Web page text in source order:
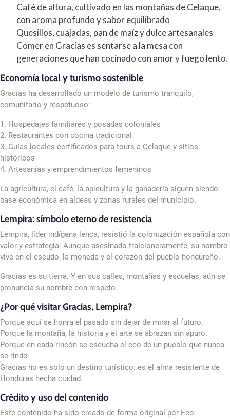
Café de altura, cultivado en las montañas de Celaque,
con aroma profundo y sabor equilibrado
Quesillos, cuajadas, pan de maíz y dulce artesanales
Comer en Gracias es sentarse a la mesa con
generaciones que han cocinado con amor y fuego lento.
Economía local y turismo sostenible
Gracias ha desarrollado un modelo de turismo tranquilo,
comunitario y respetuoso:
1. Hospedajes familiares y posadas coloniales
2. Restaurantes con cocina tradicional
3. Guías locales certificados para tours a Celaque y sitios
históricos
4. Artesanías y emprendimientos femeninos
La agricultura, el café, la apicultura y la ganadería siguen siendo
base económica en aldeas y zonas rurales del municipio.
Lempira: símbolo eterno de resistencia
Lempira, líder indígena lenca, resistió la colonización española con
valor y estrategia. Aunque asesinado traicioneramente, su nombre
vive en el escudo, la moneda y el corazón del pueblo hondureño.
Gracias es su tierra. Y en sus calles, montañas y escuelas, aún se
pronuncia su nombre con respeto.
¿Por qué visitar Gracias, Lempira?
Porque aquí se honra el pasado sin dejar de mirar al futuro.
Porque la montaña, la historia y el arte se abrazan sin apuro.
Porque en cada rincón se escucha el eco de un pueblo que nunca
se rinde.
Gracias no es solo un destino turístico: es el alma resistente de
Honduras hecha ciudad.
Crédito y uso del contenido
Este contenido ha sido creado de forma original por Eco